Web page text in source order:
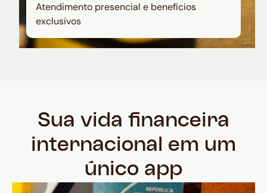
Atendimento presencial e benefícios
exclusivos
Sua vida financeira
internacional em um
único app